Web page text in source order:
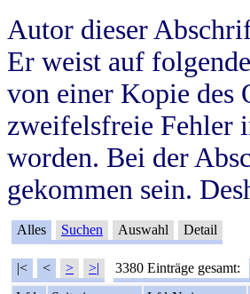
Autor dieser
Er weist auf
von einer Kopie des
zweifelsfreie Fehler
worden. Bei der
gekommen sein.
Alles Suchen Auswahl Detail
|< < > >| 3380 Einträge gesamt: